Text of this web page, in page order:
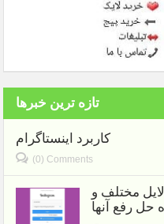
تازه ترین خبرها
کاربرد اینستاگرام
(0) Comments
مختلف و
حل رفع آنها